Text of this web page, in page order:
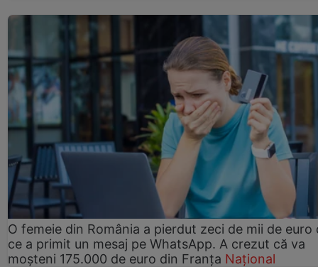
O femeie din România a pierdut zeci de mii de euro
ce a primit un mesaj pe WhatsApp. A crezut că va
moșteni 175.000 de euro din Franța Național